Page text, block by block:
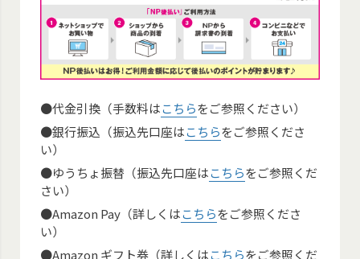
●代金引換（手数料はこちらをご参照ください）
●銀行振込（振込先口座はこちらをご参照くださ
い）
●ゆうちょ振替（振込先口座はこちらをご参照くだ
さい）
●Amazon Pay（詳しくはこちらをご参照くださ
い）
●Amazon ギフト券（詳しくはこちらをご参照くだ